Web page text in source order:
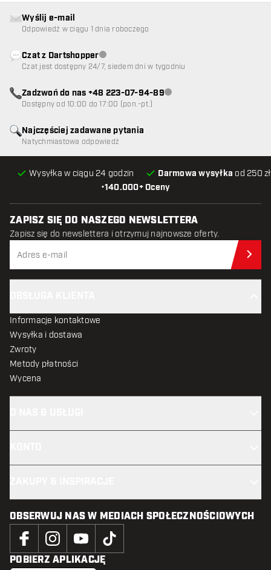
•140.000+ Oceny
Wysyłka w ciągu 24 godzin Darmowa wysyłka od 250
Najczęściej zadawane pytania
Natychmiastowa odpowiedź
Wyślij e-mail
Odpowiedź w ciągu 1 dnia roboczego
Czat z DartshopperObsługa klienta niedostępna
Czat jest dostępny 24/7, siedem dni w tygodniu
Zadzwoń do nas +48 223-07-94-89Obsługa klienta niedostępna
Dostępny od 10:00 do 17:00 (pon.-pt.)
ZAPISZ SIĘ DO NASZEGO NEWSLETTERA
Zapisz się do newslettera i otrzymuj najnowsze oferty.
Informacje kontaktowe
Wysyłka i dostawa
Zwroty
Metody płatności
Wycena
OBSERWUJ NAS W MEDIACH SPOŁECZNOŚCIOWYCH
POBIERZ APLIKACJĘ